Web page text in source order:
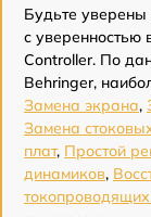
Будьте
с уверенностью
Controller. По
Behringer,
Замена экрана,
Замена
плат, Простой
динамиков,